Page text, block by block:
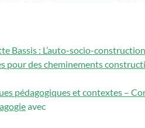
Bassis : L’auto-socio-
pour des cheminements
pédagogiques et contextes –
avec